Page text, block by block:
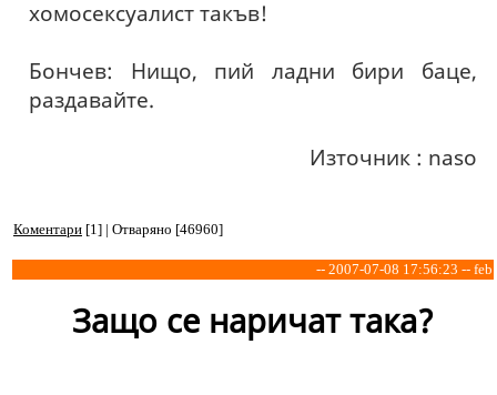
хомосексуалист такъв!
Бончев: Нищо, пий ладни бири баце,
раздавайте.
Източник : naso
Коментари [1] | Отваряно [46960]
-- 2007-07-08 17:56:23 -- feb
Защо се наричат така?